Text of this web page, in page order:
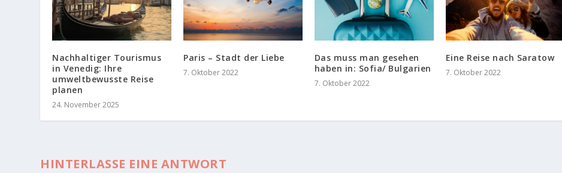
Nachhaltiger Tourismus
in Venedig: Ihre
umweltbewusste Reise
planen
24. November 2025
Paris – Stadt der Liebe
7. Oktober 2022
Das muss man gesehen
haben in: Sofia/ Bulgarien
7. Oktober 2022
Eine Reise nach Saratow
7. Oktober 2022
HINTERLASSE EINE ANTWORT